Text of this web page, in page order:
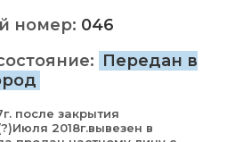
номер: 046
Передан в
после закрытия
2018г.вывезен в